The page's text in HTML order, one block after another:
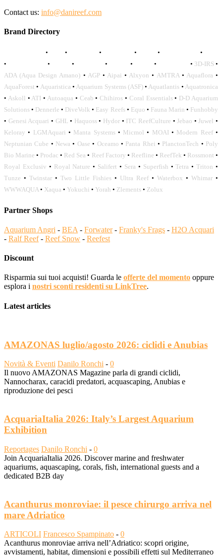
Contact us: info@danireef.com
Brand Directory
• • • • • •
•
• • • • • • 3D-IRS •
ADA (Aqua Design Amano) • AGP• Aipai • Alxyon • AMTRA• Aquaflora •
AquaForest • Aquaristica • Aquarium Systems (ASF)• Aquatlantis • Aquatronica
• Askoll • ATI • Autoaqua • Ceab • Chihiros • Coral Essentials• D-D Aquarium
Solutions • Dennerle • DiveVolk • Easy Reefs• Equo • Fauna Marin • Funhobby
• Genesi Acquari • GHL • Haquoss• Hydor • ITC ReefCulture •Jebao •Juwel •
Keloray • LGMAquari • Manta Systems• Micmol • MOAI • Modern Reef•
Neptunian Cube • Newa • Oase • Oceamo • Panta Rhei • PlanctonTech • Poly
Bio Marine • Prodac • Red Sea • Reef Factory • Reefline • ReefTek • Rossmont •
Royal Exclusiv • Royal Nature • Salifert • Sera • Superfish •Tetra •Triton •
Tunze • Twinstar • Two Little Fishies • Ultra Reef • Waterbox • Whimar •
WWWAQUA• Xaqua • Yokuchi • Yorah • Zlements • Zolux
Partner Shops
Aquarium Angri - BEA - Forwater- Franky's Frags - H2O Acquari
- Ralf Reef- Reef Snow - Reefest
Discount
Risparmia sui tuoi acquisti! Guarda le offerte del momento oppure
esplora i nostri sconti residenti su LinkTree.
Latest articles
AMAZONAS luglio/agosto 2026: ciclidi e Anubias
Novità & Eventi Danilo Ronchi - 0
Il nuovo AMAZONAS Magazine parla di grandi ciclidi,
Nannocharax, caracidi predatori, acquascaping, Anubias e
riproduzione dei pesci
AcquariaItalia 2026: Italy’s Largest Aquarium
Exhibition
Reportages Danilo Ronchi - 0
Join AcquariaItalia 2026. Discover marine and freshwater
aquariums, aquascaping, corals, fish, international guests and a
dedicated B2B day
Acanthurus monroviae: il pesce chirurgo arriva nel
mare Adriatico
ARTICOLI Francesco Spampinato - 0
Acanthurus monroviae arriva nell’Adriatico: scopri origine,
avvistamenti, habitat, dimensioni e possibili effetti sul Mediterraneo